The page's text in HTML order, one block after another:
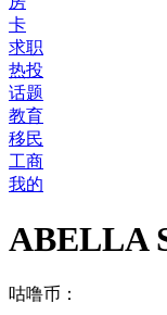
卡
求职
热投
话题
教育
移民
工商
我的
ABELLA
咕噜币：